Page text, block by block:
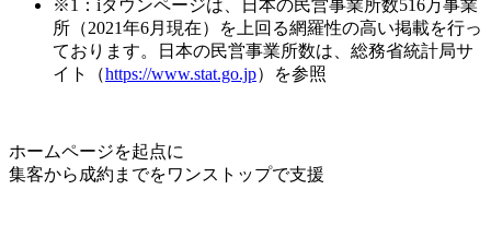
※1：iタウンページは、日本の民営事業所数516万事業
所（2021年6月現在）を上回る網羅性の高い掲載を行っ
ております。日本の民営事業所数は、総務省統計局サ
イト（https://www.stat.go.jp）を参照
ホームページを起点に
集客から成約までをワンストップで支援